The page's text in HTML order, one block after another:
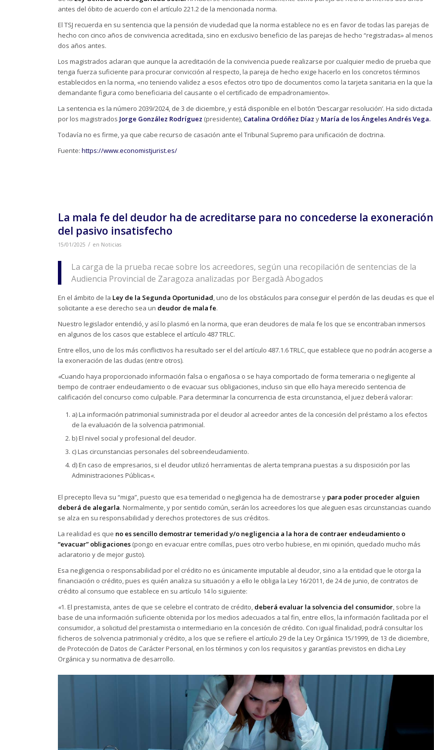
antes del óbito de acuerdo con el artículo 221.2 de la mencionada norma.
El TSJ recuerda en su sentencia que la pensión de viudedad que la norma establece no es en favor de todas las parejas de
hecho con cinco años de convivencia acreditada, sino en exclusivo beneficio de las parejas de hecho “registradas» al menos
dos años antes.
Los magistrados aclaran que aunque la acreditación de la convivencia puede realizarse por cualquier medio de prueba que
tenga fuerza suficiente para procurar convicción al respecto, la pareja de hecho exige hacerlo en los concretos términos
establecidos en la norma, «no teniendo validez a esos efectos otro tipo de documentos como la tarjeta sanitaria en la que la
demandante figura como beneficiaria del causante o el certificado de empadronamiento».
La sentencia es la número 2039/2024, de 3 de diciembre, y está disponible en el botón ‘Descargar resolución’. Ha sido dictada
por los magistrados Jorge González Rodríguez (presidente), Catalina Ordóñez Díaz y María de los Ángeles Andrés Vega.
Todavía no es firme, ya que cabe recurso de casación ante el Tribunal Supremo para unificación de doctrina.
Fuente:https://www.economistjurist.es/
La mala fe del deudor ha de acreditarse para no concederse la exoneración
del pasivo insatisfecho
15/01/2025 / en Noticias
La carga de la prueba recae sobre los acreedores, según una recopilación de sentencias de la
Audiencia Provincial de Zaragoza analizadas por Bergadà Abogados
En el ámbito de la Ley de la Segunda Oportunidad, uno de los obstáculos para conseguir el perdón de las deudas es que el
solicitante a ese derecho sea un deudor de mala fe.
Nuestro legislador entendió, y así lo plasmó en la norma, que eran deudores de mala fe los que se encontraban inmersos
en algunos de los casos que establece el artículo 487 TRLC.
Entre ellos, uno de los más conflictivos ha resultado ser el del artículo 487.1.6 TRLC, que establece que no podrán acogerse a
la exoneración de las dudas (entre otros).
«Cuando haya proporcionado información falsa o engañosa o se haya comportado de forma temeraria o negligente al
tiempo de contraer endeudamiento o de evacuar sus obligaciones, incluso sin que ello haya merecido sentencia de
calificación del concurso como culpable. Para determinar la concurrencia de esta circunstancia, el juez deberá valorar:
a) La información patrimonial suministrada por el deudor al acreedor antes de la concesión del préstamo a los efectos
de la evaluación de la solvencia patrimonial.
b) El nivel social y profesional del deudor.
c) Las circunstancias personales del sobreendeudamiento.
d) En caso de empresarios, si el deudor utilizó herramientas de alerta temprana puestas a su disposición por las
Administraciones Públicas«.
El precepto lleva su “miga”, puesto que esa temeridad o negligencia ha de demostrarse y para poder proceder alguien
deberá de alegarla. Normalmente, y por sentido común, serán los acreedores los que aleguen esas circunstancias cuando
se alza en su responsabilidad y derechos protectores de sus créditos.
La realidad es que no es sencillo demostrar temeridad y/o negligencia a la hora de contraer endeudamiento o
“evacuar” obligaciones (pongo en evacuar entre comillas, pues otro verbo hubiese, en mi opinión, quedado mucho más
aclaratorio y de mejor gusto).
Esa negligencia o responsabilidad por el crédito no es únicamente imputable al deudor, sino a la entidad que le otorga la
financiación o crédito, pues es quién analiza su situación y a ello le obliga la Ley 16/2011, de 24 de junio, de contratos de
crédito al consumo que establece en su artículo 14 lo siguiente:
«1. El prestamista, antes de que se celebre el contrato de crédito, deberá evaluar la solvencia del consumidor, sobre la
base de una información suficiente obtenida por los medios adecuados a tal fin, entre ellos, la información facilitada por el
consumidor, a solicitud del prestamista o intermediario en la concesión de crédito. Con igual finalidad, podrá consultar los
ficheros de solvencia patrimonial y crédito, a los que se refiere el artículo 29 de la Ley Orgánica 15/1999, de 13 de diciembre,
de Protección de Datos de Carácter Personal, en los términos y con los requisitos y garantías previstos en dicha Ley
Orgánica y su normativa de desarrollo.